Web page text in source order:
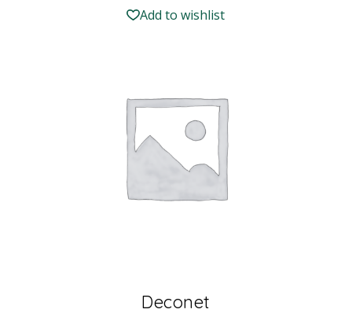
Add to wishlist
Deconet